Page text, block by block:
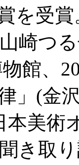
を受
崎つる
館、
(金
本美術
き取